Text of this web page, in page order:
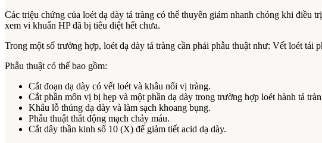
Các triệu chứng của loét dạ dày tá tràng có thể thuyên giảm nhanh chóng khi điều
xem vi khuẩn HP đã bị tiêu diệt hết chưa.
Trong một số trường hợp, loét dạ dày tá tràng cần phải phẫu thuật như: Vết loét tái
Phẫu thuật có thể bao gồm:
Cắt đoạn dạ dày có vết loét và khâu nối vị tràng.
Cắt phần môn vị bị hẹp và một phần dạ dày trong trường hợp loét hành tá
Khâu lỗ thủng dạ dày và làm sạch khoang bụng.
Phẫu thuật thắt động mạch chảy máu.
Cắt dây thần kinh số 10 (X) để giảm tiết acid dạ dày.